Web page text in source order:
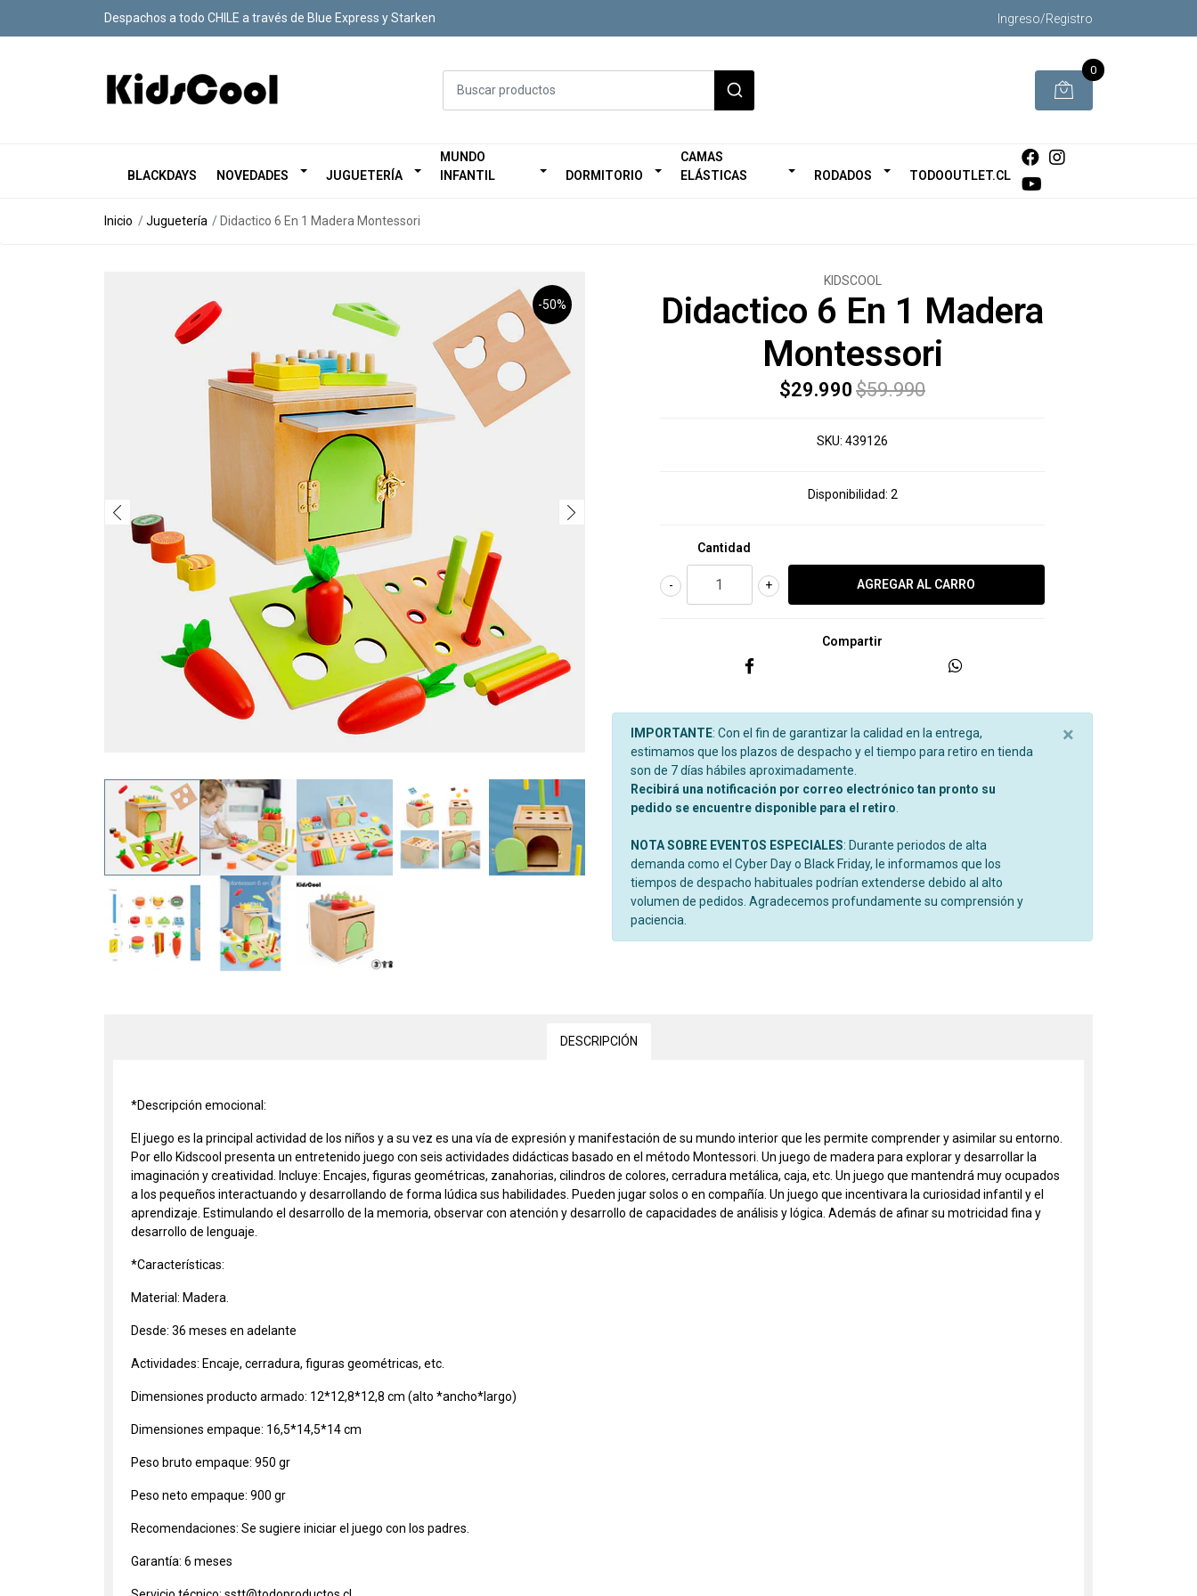
Despachos a todo CHILE a través de Blue Express y Starken Ingreso/Registro
0
BLACKDAYS NOVEDADES JUGUETERÍA
MUNDO
INFANTIL
DORMITORIO
CAMAS
ELÁSTICAS
RODADOS TODOOUTLET.CL
Inicio Juguetería Didactico 6 En 1 Madera Montessori
-50%
KIDSCOOL
Didactico 6 En 1 Madera
Montessori
$29.990 $59.990
SKU: 439126
Disponibilidad: 2
Cantidad
+
-
Compartir
IMPORTANTE: Con el fin de garantizar la calidad en la entrega,
estimamos que los plazos de despacho y el tiempo para retiro en tienda
son de 7 días hábiles aproximadamente.
Recibirá una notificación por correo electrónico tan pronto su
pedido se encuentre disponible para el retiro
NOTA SOBRE EVENTOS ESPECIALES: Durante periodos de alta
demanda como el Cyber Day o Black Friday, le informamos que los
tiempos de despacho habituales podrían extenderse debido al alto
volumen de pedidos. Agradecemos profundamente su comprensión y
paciencia.
×
DESCRIPCIÓN
*Descripción emocional:
El juego es la principal actividad de los niños y a su vez es una vía de expresión y manifestación de su mundo interior que les permite comprender y asimilar su entorno.
Por ello Kidscool presenta un entretenido juego con seis actividades didácticas basado en el método Montessori. Un juego de madera para explorar y desarrollar la
imaginación y creatividad. Incluye: Encajes, figuras geométricas, zanahorias, cilindros de colores, cerradura metálica, caja, etc. Un juego que mantendrá muy ocupados
a los pequeños interactuando y desarrollando de forma lúdica sus habilidades. Pueden jugar solos o en compañía. Un juego que incentivara la curiosidad infantil y el
aprendizaje. Estimulando el desarrollo de la memoria, observar con atención y desarrollo de capacidades de análisis y lógica. Además de afinar su motricidad fina y
desarrollo de lenguaje.
*Características:
Material: Madera.
Desde: 36 meses en adelante
Actividades: Encaje, cerradura, figuras geométricas, etc.
Dimensiones producto armado: 12*12,8*12,8 cm (alto *ancho*largo)
Dimensiones empaque: 16,5*14,5*14 cm
Peso bruto empaque: 950 gr
Peso neto empaque: 900 gr
Recomendaciones: Se sugiere iniciar el juego con los padres.
Garantía: 6 meses